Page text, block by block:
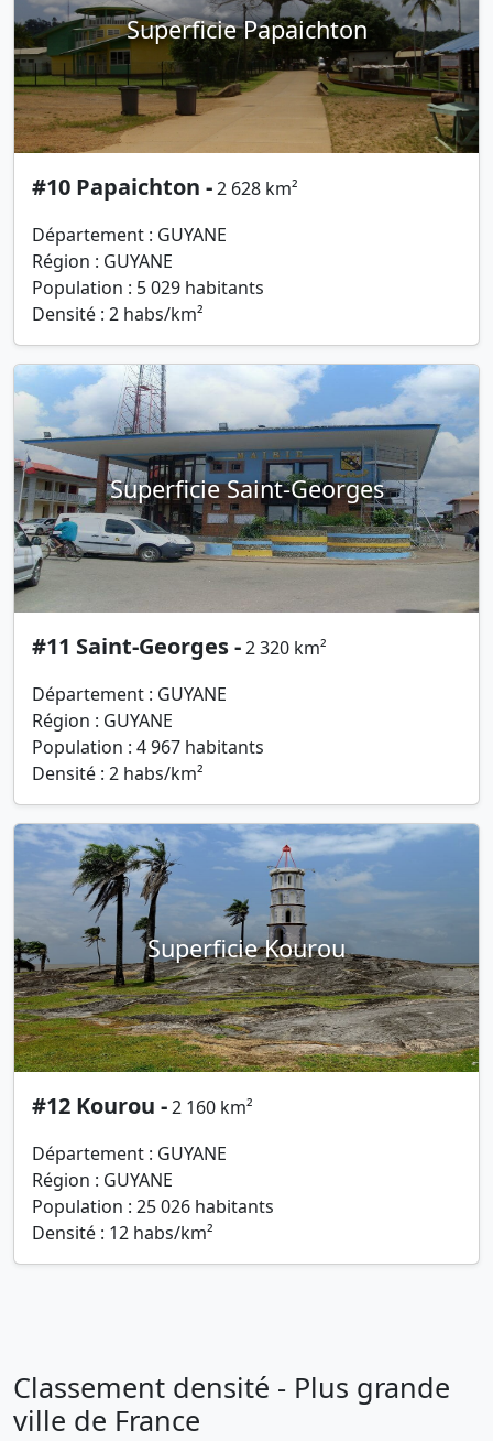
Superficie Papaichton
#10 Papaichton -2 628 km²
Département : GUYANE
Région : GUYANE
Population : 5 029 habitants
Densité : 2 habs/km²
Superficie Saint-Georges
#11 Saint-Georges -2 320 km²
Département : GUYANE
Région : GUYANE
Population : 4 967 habitants
Densité : 2 habs/km²
Superficie Kourou
#12 Kourou -2 160 km²
Département : GUYANE
Région : GUYANE
Population : 25 026 habitants
Densité : 12 habs/km²
Classement densité - Plus grande
ville de France